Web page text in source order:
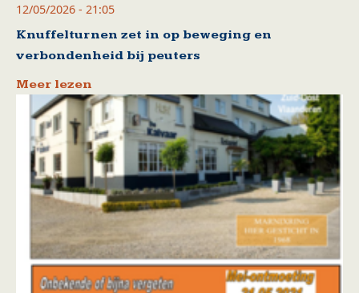
12/05/2026 - 21:05
Knuffelturnen zet in op beweging en
verbondenheid bij peuters
Meer lezen